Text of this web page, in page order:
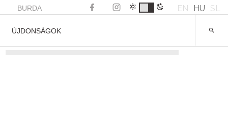
BURDA EN HU SL
ÚJDONSÁGOK